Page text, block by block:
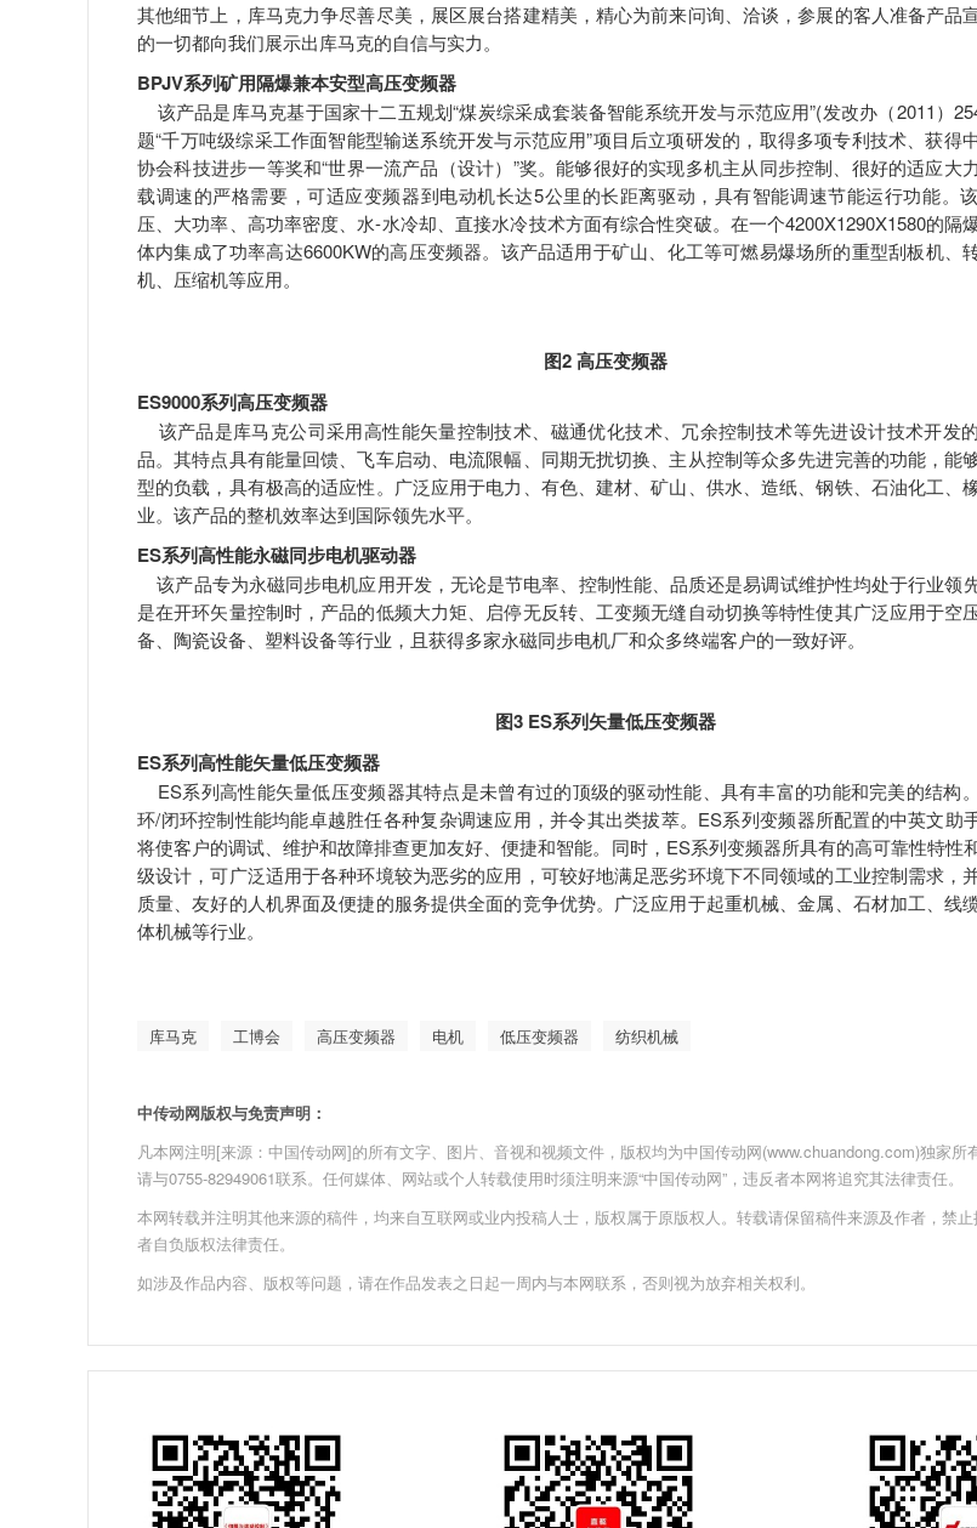
其他细节上，库马克力争尽善尽美，展区展台搭建精美，精心为前来问询、洽谈，参展的客人准备产品
的一切都向我们展示出库马克的自信与实力。
BPJV系列矿用隔爆兼本安型高压变频器
该产品是库马克基于国家十二五规划“煤炭综采成套装备智能系统开发与示范应用”(发改办（2011）
题“千万吨级综采工作面智能型输送系统开发与示范应用”项目后立项研发的，取得多项专利技术、获得
协会科技进步一等奖和“世界一流产品（设计）”奖。能够很好的实现多机主从同步控制、很好的适应大
载调速的严格需要，可适应变频器到电动机长达5公里的长距离驱动，具有智能调速节能运行功能。
压、大功率、高功率密度、水-水冷却、直接水冷技术方面有综合性突破。在一个4200X1290X1580的隔
体内集成了功率高达6600KW的高压变频器。该产品适用于矿山、化工等可燃易爆场所的重型刮板机、
机、压缩机等应用。
图2 高压变频器
ES9000系列高压变频器
该产品是库马克公司采用高性能矢量控制技术、磁通优化技术、冗余控制技术等先进设计技术开发
品。其特点具有能量回馈、飞车启动、电流限幅、同期无扰切换、主从控制等众多先进完善的功能，能
型的负载，具有极高的适应性。广泛应用于电力、有色、建材、矿山、供水、造纸、钢铁、石油化工、
业。该产品的整机效率达到国际领先水平。
ES系列高性能永磁同步电机驱动器
该产品专为永磁同步电机应用开发，无论是节电率、控制性能、品质还是易调试维护性均处于行业领
是在开环矢量控制时，产品的低频大力矩、启停无反转、工变频无缝自动切换等特性使其广泛应用于空
备、陶瓷设备、塑料设备等行业，且获得多家永磁同步电机厂和众多终端客户的一致好评。
图3 ES系列矢量低压变频器
ES系列高性能矢量低压变频器
ES系列高性能矢量低压变频器其特点是未曾有过的顶级的驱动性能、具有丰富的功能和完美的结构
环/闭环控制性能均能卓越胜任各种复杂调速应用，并令其出类拔萃。ES系列变频器所配置的中英文助
将使客户的调试、维护和故障排查更加友好、便捷和智能。同时，ES系列变频器所具有的高可靠性特性
级设计，可广泛适用于各种环境较为恶劣的应用，可较好地满足恶劣环境下不同领域的工业控制需求，
质量、友好的人机界面及便捷的服务提供全面的竞争优势。广泛应用于起重机械、金属、石材加工、线
体机械等行业。
库马克 工博会 高压变频器 电机 低压变频器 纺织机械
中传动网版权与免责声明：
凡本网注明[来源：中国传动网]的所有文字、图片、音视和视频文件，版权均为中国传动网(www.chuandong.com)独家所
请与0755-82949061联系。任何媒体、网站或个人转载使用时须注明来源“中国传动网”，违反者本网将追究其法律责任。
本网转载并注明其他来源的稿件，均来自互联网或业内投稿人士，版权属于原版权人。转载请保留稿件来源及作者，禁
者自负版权法律责任。
如涉及作品内容、版权等问题，请在作品发表之日起一周内与本网联系，否则视为放弃相关权利。